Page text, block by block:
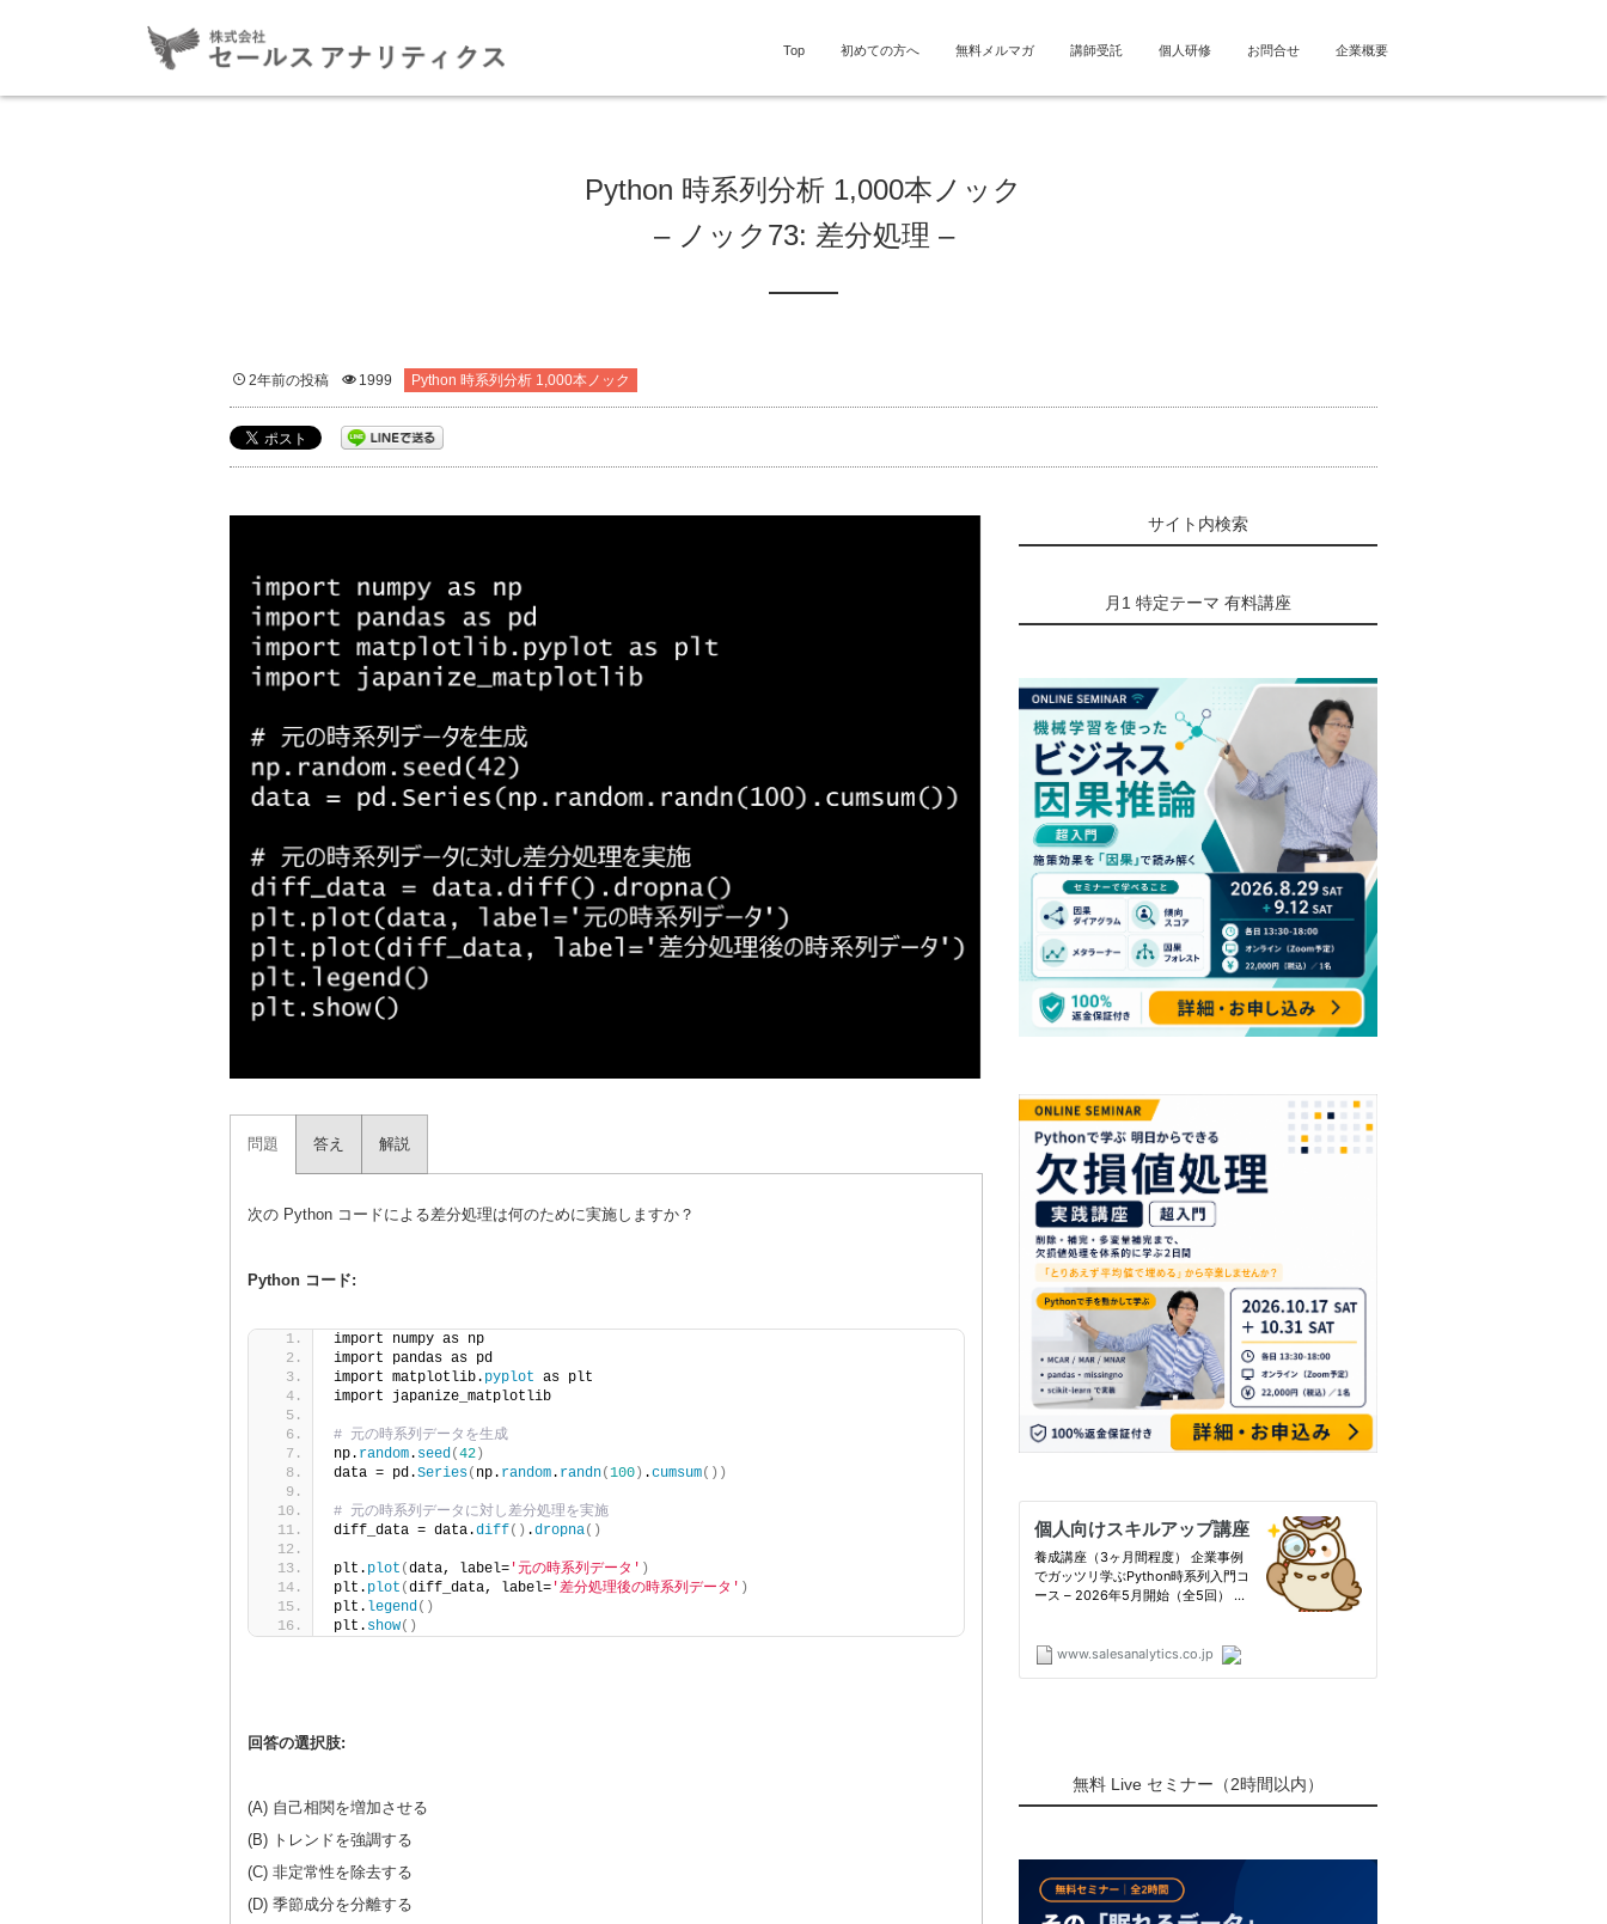
Top 初めての方へ 無料メルマガ 講師受託 個人研修 お問合せ 企業概要
Python 時系列分析 1,000本ノック
– ノック73: 差分処理 –
2年前の投稿 1999 Python 時系列分析 1,000本ノック
問題 答え 解説
次の Python コードによる差分処理は何のために実施しますか？
Python コード:
import numpy as np
import pandas as pd
import matplotlib. pyplot as plt
import japanize_matplotlib
# 元の時系列データを生成
np. random. seed(42 )
data = pd.Series( np. random. randn(100 ) .cumsum())
# 元の時系列データに対し差分処理を実施
diff_data = data.diff() .dropna()
plt. plot (data, label= '元の時系列データ' )
plt. plot (diff_data, label= '差分処理後の時系列データ' )
plt. legend()
plt. show()
回答の選択肢:
(A) 自己相関を増加させる
(B) トレンドを強調する
(C) 非定常性を除去する
(D) 季節成分を分離する
サイト内検索
月1 特定テーマ 有料講座
無料 Live セミナー（2時間以内）